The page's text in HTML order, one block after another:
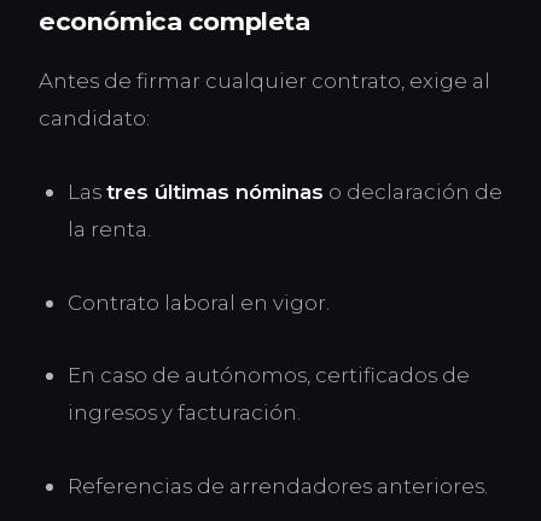
económica completa
Antes de firmar cualquier contrato, exige al
candidato:
Las tres últimas nóminas o declaración de
la renta.
Contrato laboral en vigor.
En caso de autónomos, certificados de
ingresos y facturación.
Referencias de arrendadores anteriores.